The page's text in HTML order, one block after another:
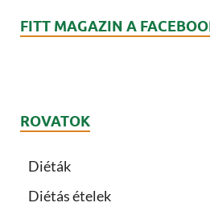
FITT MAGAZIN A
ROVATOK
Diéták
Diétás ételek